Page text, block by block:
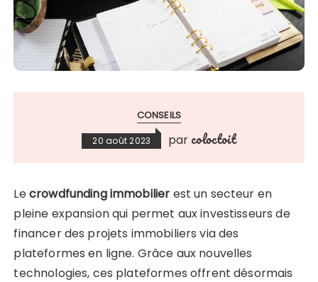
CONSEILS
20 août 2023 par coloctoit
Lecrowdfunding immobilier est un secteur en
pleine expansion qui permet aux investisseurs de
financer des projets immobiliers via des
plateformes en ligne. Grâce aux nouvelles
technologies, ces plateformes offrent désormais